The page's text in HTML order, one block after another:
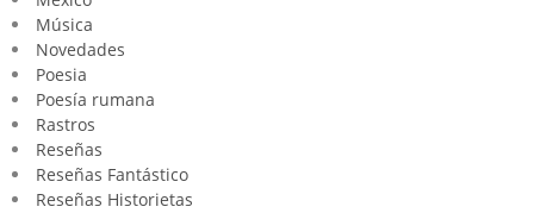
Música
Novedades
Poesia
Poesía rumana
Rastros
Reseñas
Reseñas Fantástico
Reseñas Historietas